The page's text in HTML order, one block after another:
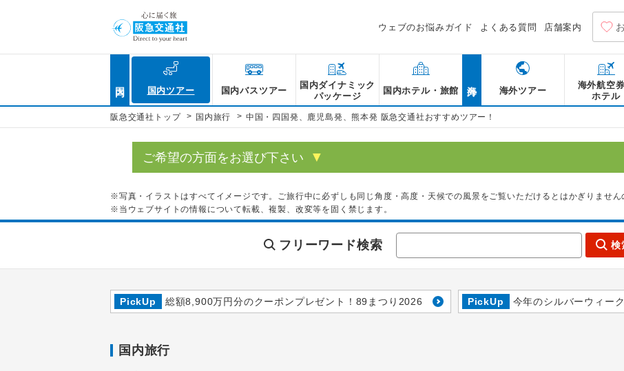
ウェブのお悩みガイド よくある質問 店舗案内
国内ツアー 国内バスツアー
国内ダイナミック
パッケージ
国内ホテル・旅館 海外ツアー
海外航空
ホテル
阪急交通社トップ > 国内旅行 > 中国・四国発、鹿児島発、熊本発 阪急交通社おすすめツアー！
ご希望の方面をお選び下さい ▼
※写真・イラストはすべてイメージです。ご旅行中に必ずしも同じ角度・高度・天候での風景をご覧いただけるとはかぎりません
※当ウェブサイトの情報について転載、複製、改変等を固く禁じます。
フリーワード検索 検
PickUp 総額8,900万円分のクーポンプレゼント！89まつり2026 PickUp 今年のシルバーウィー
国内旅行